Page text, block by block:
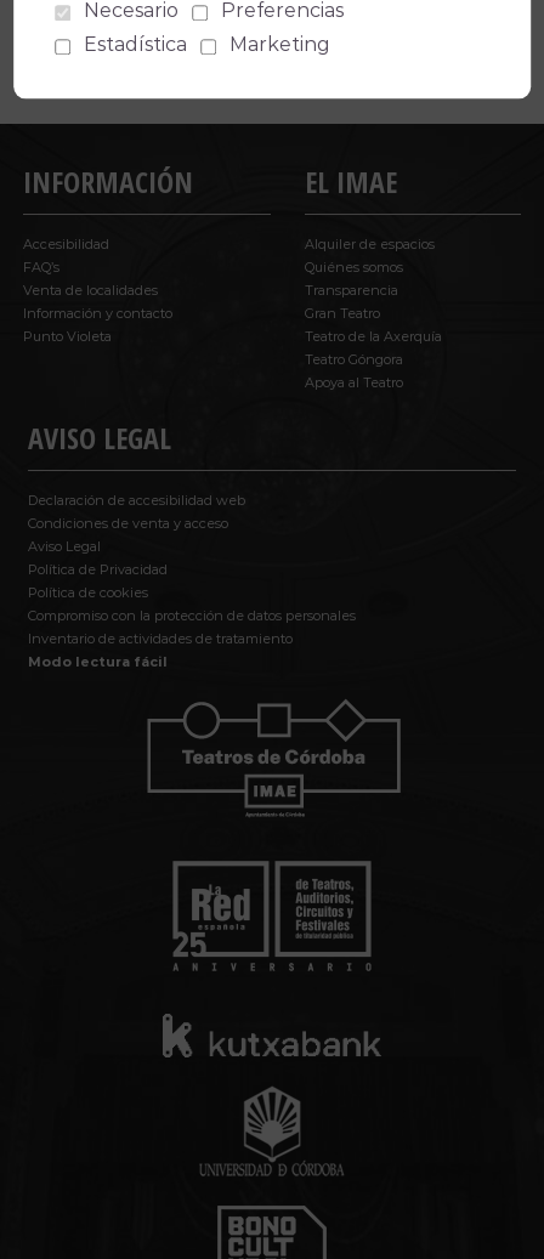
INFORMACIÓN
Accesibilidad
FAQ’s
Venta de localidades
Información y contacto
Punto Violeta
AVISO LEGAL
Declaración de accesibilidad web
Condiciones de venta y acceso
Aviso Legal
Política de Privacidad
Política de cookies
Compromiso con la protección de datos personales
Inventario de actividades de tratamiento
Modo lectura fácil
EL IMAE
Alquiler de espacios
Quiénes somos
Transparencia
Gran Teatro
Teatro de la Axerquía
Teatro Góngora
Apoya al Teatro
Necesario
Preferencias
Estadística
Marketing